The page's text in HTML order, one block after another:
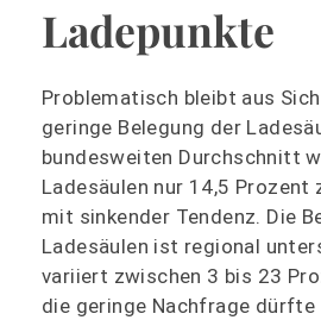
Ladepunkte
Problematisch bleibt aus
geringe Belegung der
bundesweiten Durchschnitt
Ladesäulen nur 14,5
mit sinkender Tendenz. Die
Ladesäulen ist regional
variiert zwischen 3 bis 23
die geringe Nachfrage dürfte